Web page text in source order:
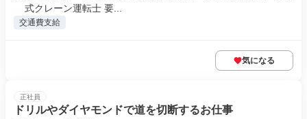
式クレーン運転士 要...
交通費支給
気になる
正社員
ドリルやダイヤモンドで道を切断するお仕事